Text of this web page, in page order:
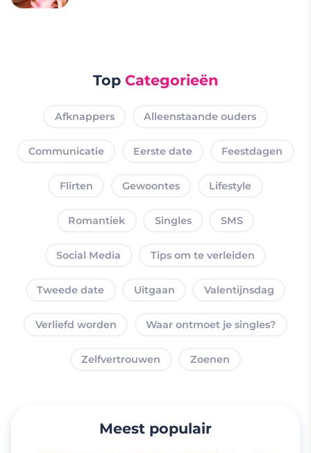
Top Categorieën
Afknappers Alleenstaande ouders
Communicatie Eerste date Feestdagen
Flirten Gewoontes Lifestyle
Romantiek Singles SMS
Social Media Tips om te verleiden
Tweede date Uitgaan Valentijnsdag
Verliefd worden Waar ontmoet je singles?
Zelfvertrouwen Zoenen
Meest populair